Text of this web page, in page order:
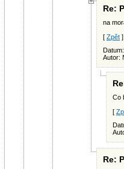
Re:
na
[ Zpět ]
Datum:
Autor:
Co
[
Re: